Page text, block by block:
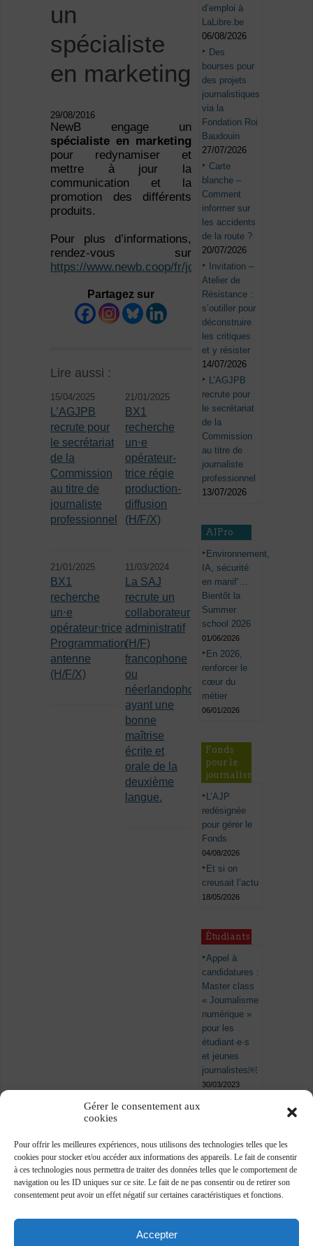
Gérer le consentement aux
cookies
Pour offrir les meilleures expériences, nous utilisons des technologies telles que les
cookies pour stocker et/ou accéder aux informations des appareils. Le fait de consentir
à ces technologies nous permettra de traiter des données telles que le comportement de
navigation ou les ID uniques sur ce site. Le fait de ne pas consentir ou de retirer son
consentement peut avoir un effet négatif sur certaines caractéristiques et fonctions.
Accepter
un
spécialiste
en marketing
29/08/2016
NewB engage un
spécialiste en marketing
pour redynamiser et
mettre à jour la
communication et la
promotion des différents
produits.
Pour plus d’informations,
rendez-vous sur
https://www.newb.coop/fr/jobs .
Partagez sur
Lire aussi :
15/04/2025
L’AGJPB
recrute pour
le secrétariat
de la
Commission
au titre de
journaliste
professionnel
21/01/2025
BX1
recherche
un⋅e
opérateur-
trice régie
production-
diffusion
(H/F/X)
21/01/2025
BX1
recherche
un⋅e
opérateur⋅trice
Programmation
antenne
(H/F/X)
11/03/2024
La SAJ
recrute un
collaborateur
administratif
(H/F)
francophone
ou
néerlandophone
ayant une
bonne
maîtrise
écrite et
orale de la
deuxième
langue.
d’emploi à
LaLibre.be
06/08/2026
Des
bourses pour
des projets
journalistiques
via la
Fondation Roi
Baudouin
27/07/2026
Carte
blanche –
Comment
informer sur
les accidents
de la route ?
20/07/2026
Invitation –
Atelier de
Résistance :
s’outiller pour
déconstruire
les critiques
et y résister
14/07/2026
L’AGJPB
recrute pour
le secrétariat
de la
Commission
au titre de
journaliste
professionnel
13/07/2026
AJPro
Environnement,
IA, sécurité
en manif’…
Bientôt la
Summer
school 2026
01/06/2026
En 2026,
renforcer le
cœur du
métier
06/01/2026
Fonds
pour le
journalisme
L’AJP
redésignée
pour gérer le
Fonds
04/08/2026
Et si on
creusait l’actu
18/05/2026
Étudiants
Appel à
candidatures :
Master class
« Journalisme
numérique »
pour les
étudiant·e·s
et jeunes
journalistes￼
30/03/2023